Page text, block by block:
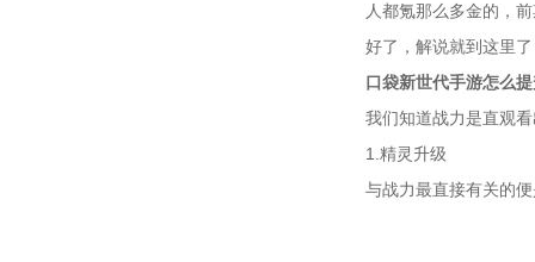
人都氪那么多金的，
好了，解说就到这里
口袋新世代手游怎么
我们知道战力是直观
1.精灵升级
与战力最直接有关的